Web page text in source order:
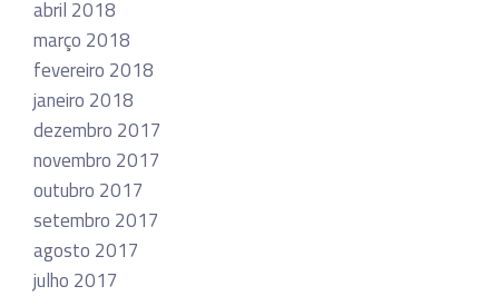
abril 2018
março 2018
fevereiro 2018
janeiro 2018
dezembro 2017
novembro 2017
outubro 2017
setembro 2017
agosto 2017
julho 2017